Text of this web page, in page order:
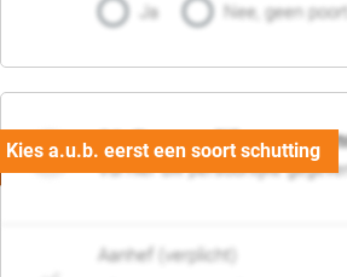
Ja Nee, geen poort
06. Persoonlijke
Vul hier uw persoonlijke
Aanhef (verplicht)